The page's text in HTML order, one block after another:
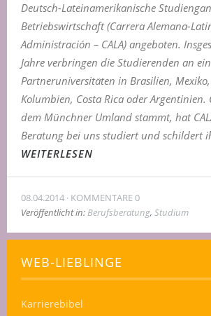
Deutsch-Lateinamerikanische
Betriebswirtschaft (Carrera Alemana-
Administración – CALA) angeboten.
Jahre verbringen die Studierenden an
Partneruniversitäten in Brasilien,
Kolumbien, Costa Rica oder Argentinien.
dem Münchner Umland stammt, hat
Beratung bei uns studiert und schildert
WEITERLESEN
08.04.2014 KOMMENTARE 0
Veröffentlicht in:Berufsberatung, Studium
WEB-LIEBLINGE
Karrierebibel